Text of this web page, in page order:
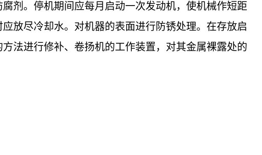
剂。停机期间应每月启动一次发动机，使机械作短距
放尽冷却水。对机器的表面进行防锈处理。在存放启
法进行修补、卷扬机的工作装置，对其金属裸露处的